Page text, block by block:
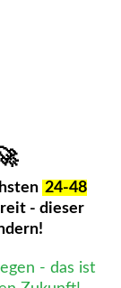
24-48
- dieser
- das ist